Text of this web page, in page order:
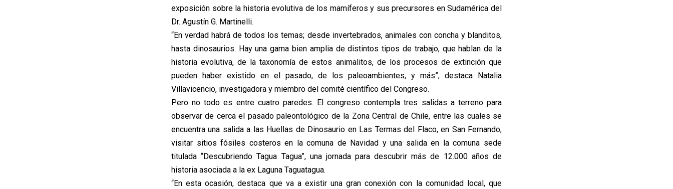
exposición sobre la historia evolutiva de los mamíferos y sus precursores en Sudamérica del
Dr. Agustín G. Martinelli.
“En verdad habrá de todos los temas; desde invertebrados, animales con concha y blanditos,
hasta dinosaurios. Hay una gama bien amplia de distintos tipos de trabajo, que hablan de la
historia evolutiva, de la taxonomía de estos animalitos, de los procesos de extinción que
pueden haber existido en el pasado, de los paleoambientes, y más”, destaca Natalia
Villavicencio, investigadora y miembro del comité científico del Congreso.
Pero no todo es entre cuatro paredes. El congreso contempla tres salidas a terreno para
observar de cerca el pasado paleontológico de la Zona Central de Chile, entre las cuales se
encuentra una salida a las Huellas de Dinosaurio en Las Termas del Flaco, en San Fernando,
visitar sitios fósiles costeros en la comuna de Navidad y una salida en la comuna sede
titulada “Descubriendo Tagua Tagua”, una jornada para descubrir más de 12.000 años de
historia asociada a la ex Laguna Taguatagua.
“En esta ocasión, destaca que va a existir una gran conexión con la comunidad local, que